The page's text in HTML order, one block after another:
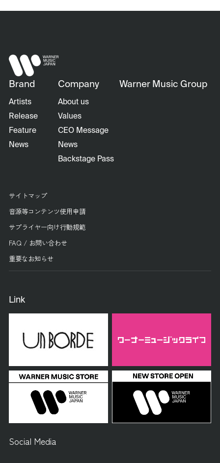
Brand
Artists
Release
Feature
News
Company
About us
Values
CEO Message
News
Backstage Pass
Warner Music Group
サイトマップ
音源等コンテンツ使用申請
サプライヤー向け行動規範
FAQ / お問い合わせ
重要なお知らせ
Link
Social Media